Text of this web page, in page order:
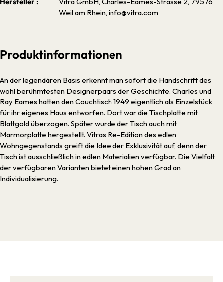
Weil am Rhein, info@vitra.com
Produktinformationen
An der legendären Basis erkennt man sofort die Handschrift des
wohl berühmtesten Designerpaars der Geschichte. Charles und
Ray Eames hatten den Couchtisch 1949 eigentlich als Einzelstück
für ihr eigenes Haus entworfen. Dort war die Tischplatte mit
Blattgold überzogen. Später wurde der Tisch auch mit
Marmorplatte hergestellt. Vitras Re-Edition des edlen
Wohngegenstands greift die Idee der Exklusivität auf, denn der
Tisch ist ausschließlich in edlen Materialien verfügbar. Die Vielfalt
der verfügbaren Varianten bietet einen hohen Grad an
Individualisierung.